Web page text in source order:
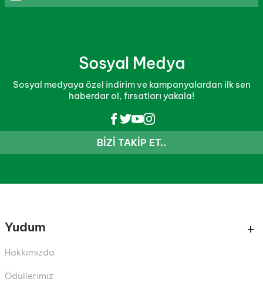
Sosyal Medya
Sosyal medyaya özel indirim ve kampanyalardan ilk sen
haberdar ol, fırsatları yakala!
BIZI TAKIP ET..
Yudum
Hakkımızda
Ödüllerimiz